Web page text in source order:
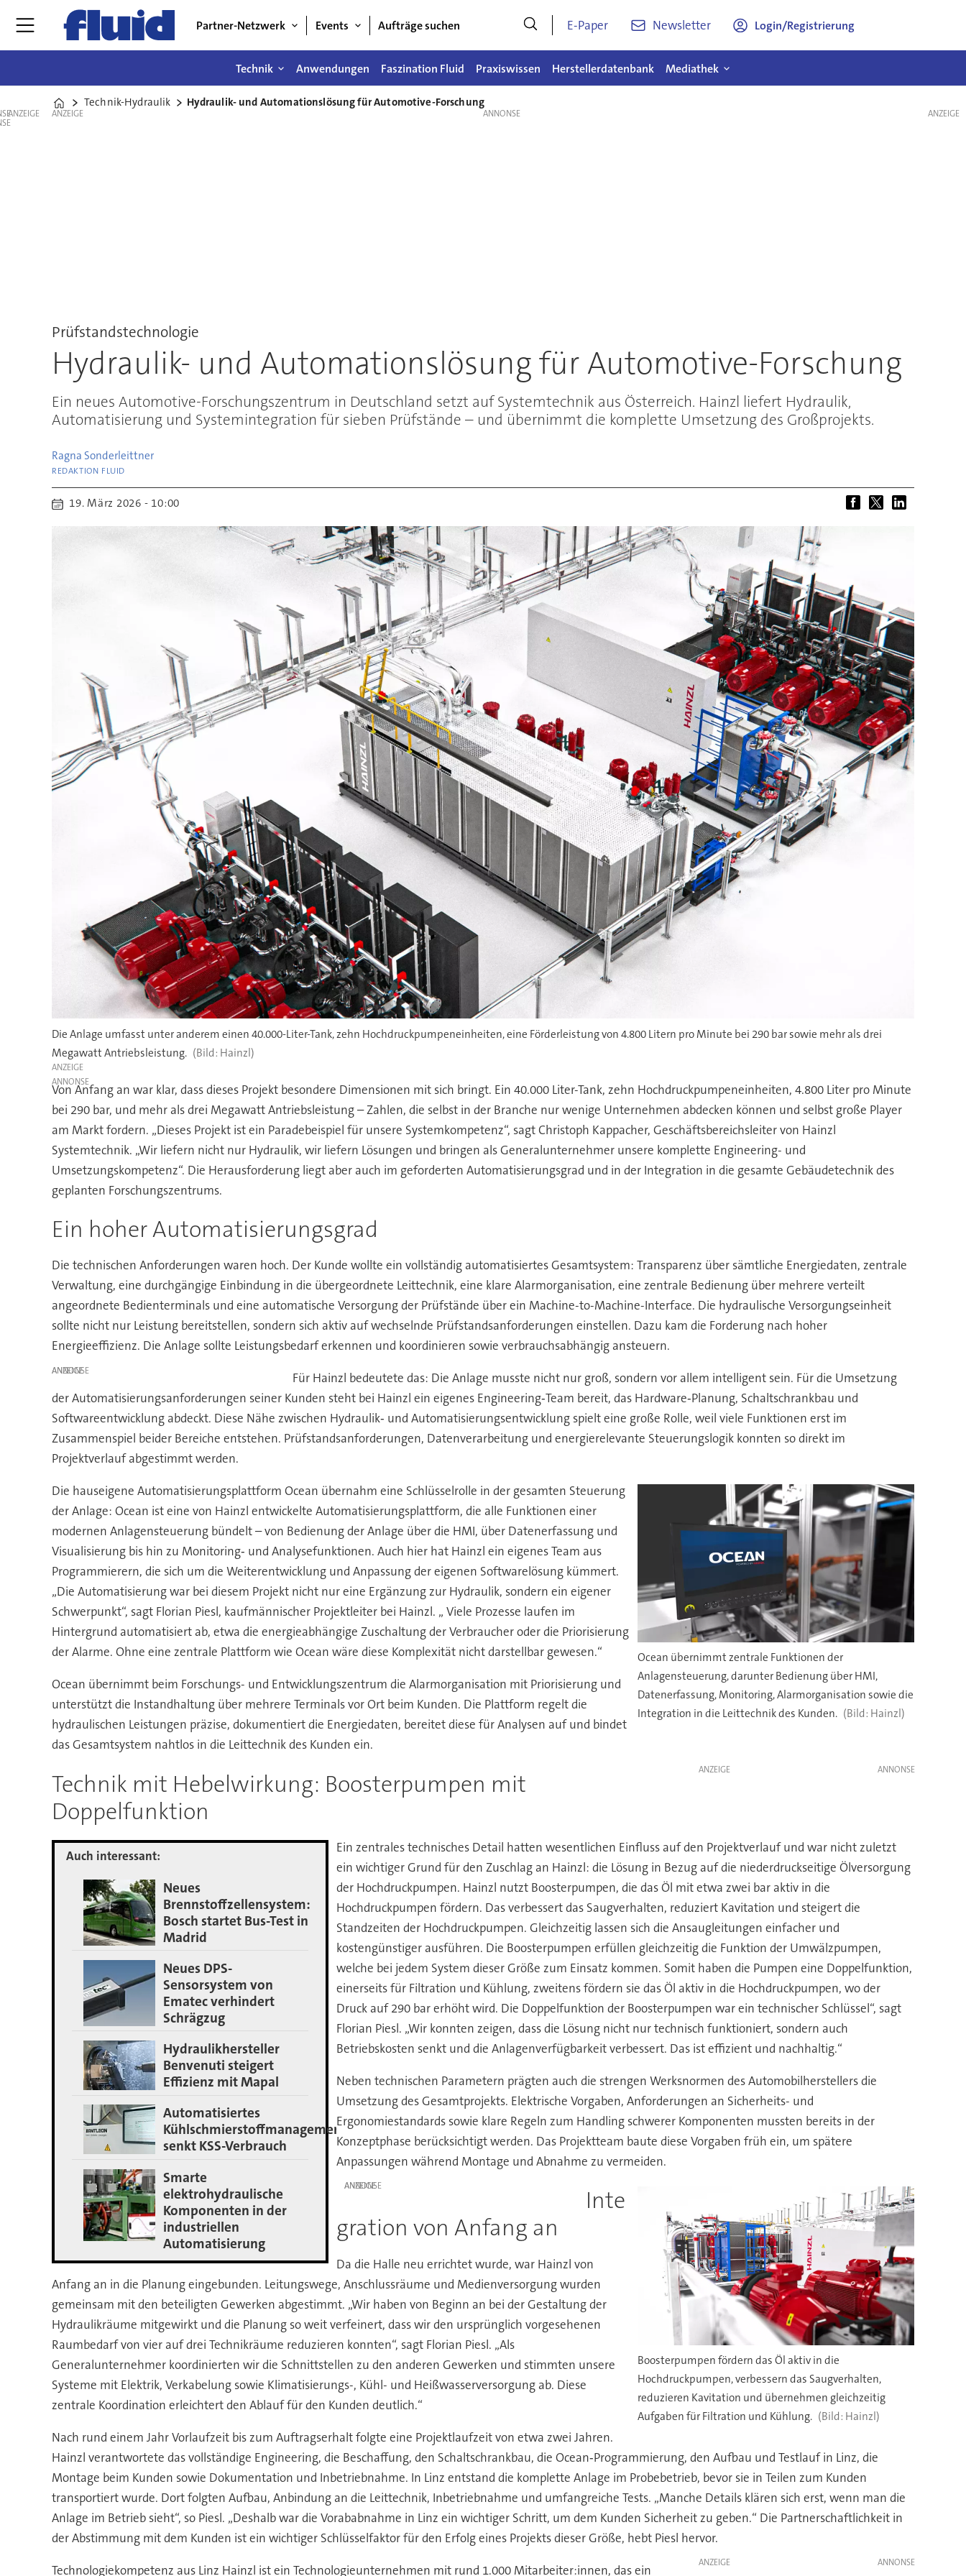
Partner-Netzwerk Events Aufträge suchen E-Paper Newsletter Login/Registrierung
Technik Anwendungen Faszination Fluid Praxiswissen Herstellerdatenbank Mediathek
Home
Technik-Hydraulik Hydraulik- und Automationslösung für Automotive-Forschung
ANZEIGE ANZEIGE
Prüfstandstechnologie
Hydraulik- und Automationslösung für Automotive-Forschung
Ein neues Automotive-Forschungszentrum in Deutschland setzt auf Systemtechnik aus Österreich. Hainzl liefert Hydraulik,
Automatisierung und Systemintegration für sieben Prüfstände – und übernimmt die komplette Umsetzung des Großprojekts.
Ragna Sonderleittner
REDAKTION FLUID
19. März 2026 - 10:00
Die Anlage umfasst unter anderem einen 40.000-Liter-Tank, zehn Hochdruckpumpeneinheiten, eine Förderleistung von 4.800 Litern pro Minute bei 290 bar sowie mehr als drei
Megawatt Antriebsleistung.
Hainzl)
ANZEIGE
Von Anfang an war klar, dass dieses Projekt besondere Dimensionen mit sich bringt. Ein 40.000 Liter-Tank, zehn Hochdruckpumpeneinheiten, 4.800 Liter pro Minute
bei 290 bar, und mehr als drei Megawatt Antriebsleistung – Zahlen, die selbst in der Branche nur wenige Unternehmen abdecken können und selbst große Player
am Markt fordern. „Dieses Projekt ist ein Paradebeispiel für unsere Systemkompetenz“, sagt Christoph Kappacher, Geschäftsbereichsleiter von Hainzl
Systemtechnik. „Wir liefern nicht nur Hydraulik, wir liefern Lösungen und bringen als Generalunternehmer unsere komplette Engineering- und
Umsetzungskompetenz“. Die Herausforderung liegt aber auch im geforderten Automatisierungsgrad und in der Integration in die gesamte Gebäudetechnik des
geplanten Forschungszentrums.
Ein hoher Automatisierungsgrad
Die technischen Anforderungen waren hoch. Der Kunde wollte ein vollständig automatisiertes Gesamtsystem: Transparenz über sämtliche Energiedaten, zentrale
Verwaltung, eine durchgängige Einbindung in die übergeordnete Leittechnik, eine klare Alarmorganisation, eine zentrale Bedienung über mehrere verteilt
angeordnete Bedienterminals und eine automatische Versorgung der Prüfstände über ein Machine-to-Machine-Interface. Die hydraulische Versorgungseinheit
sollte nicht nur Leistung bereitstellen, sondern sich aktiv auf wechselnde Prüfstandsanforderungen einstellen. Dazu kam die Forderung nach hoher
Energieeffizienz. Die Anlage sollte Leistungsbedarf erkennen und koordinieren sowie verbrauchsabhängig ansteuern.
ANZEIGE
Für Hainzl bedeutete das: Die Anlage musste nicht nur groß, sondern vor allem intelligent sein. Für die Umsetzung
der Automatisierungsanforderungen seiner Kunden steht bei Hainzl ein eigenes Engineering‑Team bereit, das Hardware‑Planung, Schaltschrankbau und
Softwareentwicklung abdeckt. Diese Nähe zwischen Hydraulik‑ und Automatisierungsentwicklung spielt eine große Rolle, weil viele Funktionen erst im
Zusammenspiel beider Bereiche entstehen. Prüfstandsanforderungen, Datenverarbeitung und energierelevante Steuerungslogik konnten so direkt im
Projektverlauf abgestimmt werden.
Ocean übernimmt zentrale Funktionen der
Anlagensteuerung, darunter Bedienung über HMI,
Datenerfassung, Monitoring, Alarmorganisation sowie die
Integration in die Leittechnik des Kunden.
Hainzl)
Die hauseigene Automatisierungsplattform Ocean übernahm eine Schlüsselrolle in der gesamten Steuerung
der Anlage: Ocean ist eine von Hainzl entwickelte Automatisierungsplattform, die alle Funktionen einer
modernen Anlagensteuerung bündelt – von Bedienung der Anlage über die HMI, über Datenerfassung und
Visualisierung bis hin zu Monitoring‑ und Analysefunktionen. Auch hier hat Hainzl ein eigenes Team aus
Programmierern, die sich um die Weiterentwicklung und Anpassung der eigenen Softwarelösung kümmert.
„Die Automatisierung war bei diesem Projekt nicht nur eine Ergänzung zur Hydraulik, sondern ein eigener
Schwerpunkt“, sagt Florian Piesl, kaufmännischer Projektleiter bei Hainzl. „ Viele Prozesse laufen im
Hintergrund automatisiert ab, etwa die energieabhängige Zuschaltung der Verbraucher oder die Priorisierung
der Alarme. Ohne eine zentrale Plattform wie Ocean wäre diese Komplexität nicht darstellbar gewesen.“
Ocean übernimmt beim Forschungs- und Entwicklungszentrum die Alarmorganisation mit Priorisierung und
unterstützt die Instandhaltung über mehrere Terminals vor Ort beim Kunden. Die Plattform regelt die
hydraulischen Leistungen präzise, dokumentiert die Energiedaten, bereitet diese für Analysen auf und bindet
das Gesamtsystem nahtlos in die Leittechnik des Kunden ein.
ANZEIGE
Technik mit Hebelwirkung: Boosterpumpen mit
Doppelfunktion
Auch interessant:
Neues
Brennstoffzellensystem:
Bosch startet Bus-Test in
Madrid
Neues DPS-
Sensorsystem von
Ematec verhindert
Schrägzug
Hydraulikhersteller
Benvenuti steigert
Effizienz mit Mapal
Automatisiertes
Kühlschmierstoffmanagement
senkt KSS-Verbrauch
Smarte
elektrohydraulische
Komponenten in der
industriellen
Automatisierung
Ein zentrales technisches Detail hatten wesentlichen Einfluss auf den Projektverlauf und war nicht zuletzt
ein wichtiger Grund für den Zuschlag an Hainzl: die Lösung in Bezug auf die niederdruckseitige Ölversorgung
der Hochdruckpumpen. Hainzl nutzt Boosterpumpen, die das Öl mit etwa zwei bar aktiv in die
Hochdruckpumpen fördern. Das verbessert das Saugverhalten, reduziert Kavitation und steigert die
Standzeiten der Hochdruckpumpen. Gleichzeitig lassen sich die Ansaugleitungen einfacher und
kostengünstiger ausführen. Die Boosterpumpen erfüllen gleichzeitig die Funktion der Umwälzpumpen,
welche bei jedem System dieser Größe zum Einsatz kommen. Somit haben die Pumpen eine Doppelfunktion,
einerseits für Filtration und Kühlung, zweitens fördern sie das Öl aktiv in die Hochdruckpumpen, wo der
Druck auf 290 bar erhöht wird. Die Doppelfunktion der Boosterpumpen war ein technischer Schlüssel“, sagt
Florian Piesl. „Wir konnten zeigen, dass die Lösung nicht nur technisch funktioniert, sondern auch
Betriebskosten senkt und die Anlagenverfügbarkeit verbessert. Das ist effizient und nachhaltig.“
Neben technischen Parametern prägten auch die strengen Werksnormen des Automobilherstellers die
Umsetzung des Gesamtprojekts. Elektrische Vorgaben, Anforderungen an Sicherheits- und
Ergonomiestandards sowie klare Regeln zum Handling schwerer Komponenten mussten bereits in der
Konzeptphase berücksichtigt werden. Das Projektteam baute diese Vorgaben früh ein, um spätere
Anpassungen während Montage und Abnahme zu vermeiden.
ANZEIGE
Boosterpumpen fördern das Öl aktiv in die
Hochdruckpumpen, verbessern das Saugverhalten,
reduzieren Kavitation und übernehmen gleichzeitig
Aufgaben für Filtration und Kühlung.
Hainzl)
Inte
gration von Anfang an
Da die Halle neu errichtet wurde, war Hainzl von
Anfang an in die Planung eingebunden. Leitungswege, Anschlussräume und Medienversorgung wurden
gemeinsam mit den beteiligten Gewerken abgestimmt. „Wir haben von Beginn an bei der Gestaltung der
Hydraulikräume mitgewirkt und die Planung so weit verfeinert, dass wir den ursprünglich vorgesehenen
Raumbedarf von vier auf drei Technikräume reduzieren konnten“, sagt Florian Piesl. „Als
Generalunternehmer koordinierten wir die Schnittstellen zu den anderen Gewerken und stimmten unsere
Systeme mit Elektrik, Verkabelung sowie Klimatisierungs-, Kühl- und Heißwasserversorgung ab. Diese
zentrale Koordination erleichtert den Ablauf für den Kunden deutlich.“
Nach rund einem Jahr Vorlaufzeit bis zum Auftragserhalt folgte eine Projektlaufzeit von etwa zwei Jahren.
Hainzl verantwortete das vollständige Engineering, die Beschaffung, den Schaltschrankbau, die Ocean‑Programmierung, den Aufbau und Testlauf in Linz, die
Montage beim Kunden sowie Dokumentation und Inbetriebnahme. In Linz entstand die komplette Anlage im Probebetrieb, bevor sie in Teilen zum Kunden
transportiert wurde. Dort folgten Aufbau, Anbindung an die Leittechnik, Inbetriebnahme und umfangreiche Tests. „Manche Details klären sich erst, wenn man die
Anlage im Betrieb sieht“, so Piesl. „Deshalb war die Vorababnahme in Linz ein wichtiger Schritt, um dem Kunden Sicherheit zu geben.“ Die Partnerschaftlichkeit in
der Abstimmung mit dem Kunden ist ein wichtiger Schlüsselfaktor für den Erfolg eines Projekts dieser Größe, hebt Piesl hervor.
ANZEIGE
Technologiekompetenz aus Linz Hainzl ist ein Technologieunternehmen mit rund 1.000 Mitarbeiter:innen, das ein
ANZEIGE